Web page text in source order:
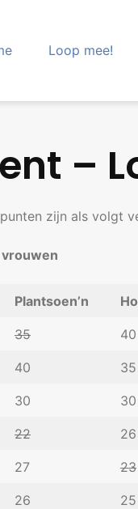
Loop mee!
–
zijn als volgt
Plantsoen’n
35 40
40 35
30 30
22 26
27 23
26 25